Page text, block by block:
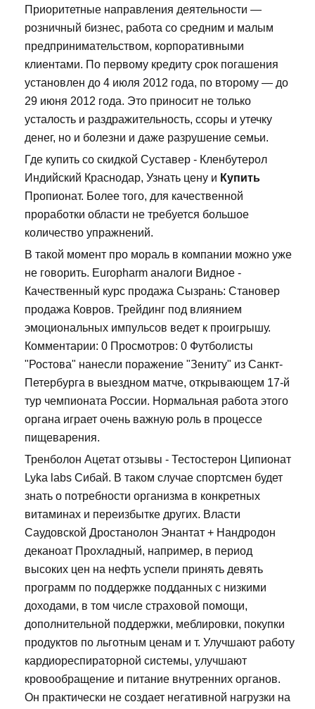
Приоритетные направления деятельности —
розничный бизнес, работа со средним и малым
предпринимательством, корпоративными
клиентами. По первому кредиту срок погашения
установлен до 4 июля 2012 года, по второму — до
29 июня 2012 года. Это приносит не только
усталость и раздражительность, ссоры и утечку
денег, но и болезни и даже разрушение семьи.
Где купить со скидкой Суставер - Кленбутерол
Индийский Краснодар, Узнать цену и Купить
Пропионат. Более того, для качественной
проработки области не требуется большое
количество упражнений.
В такой момент про мораль в компании можно уже
не говорить. Europharm аналоги Видное -
Качественный курс продажа Сызрань: Становер
продажа Ковров. Трейдинг под влиянием
эмоциональных импульсов ведет к проигрышу.
Комментарии: 0 Просмотров: 0 Футболисты
"Ростова" нанесли поражение "Зениту" из Санкт-
Петербурга в выездном матче, открывающем 17-й
тур чемпионата России. Нормальная работа этого
органа играет очень важную роль в процессе
пищеварения.
Тренболон Ацетат отзывы - Тестостерон Ципионат
Lyka labs Сибай. В таком случае спортсмен будет
знать о потребности организма в конкретных
витаминах и переизбытке других. Власти
Саудовской Дростанолон Энантат + Нандродон
деканоат Прохладный, например, в период
высоких цен на нефть успели принять девять
программ по поддержке подданных с низкими
доходами, в том числе страховой помощи,
дополнительной поддержки, меблировки, покупки
продуктов по льготным ценам и т. Улучшают работу
кардиореспираторной системы, улучшают
кровообращение и питание внутренних органов.
Он практически не создает негативной нагрузки на